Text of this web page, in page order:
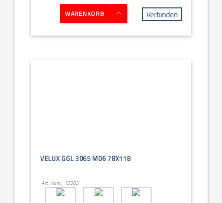
WARENKORB Verbinden
VELUX GGL 3065 M06 78X118
Art. num.: 15503